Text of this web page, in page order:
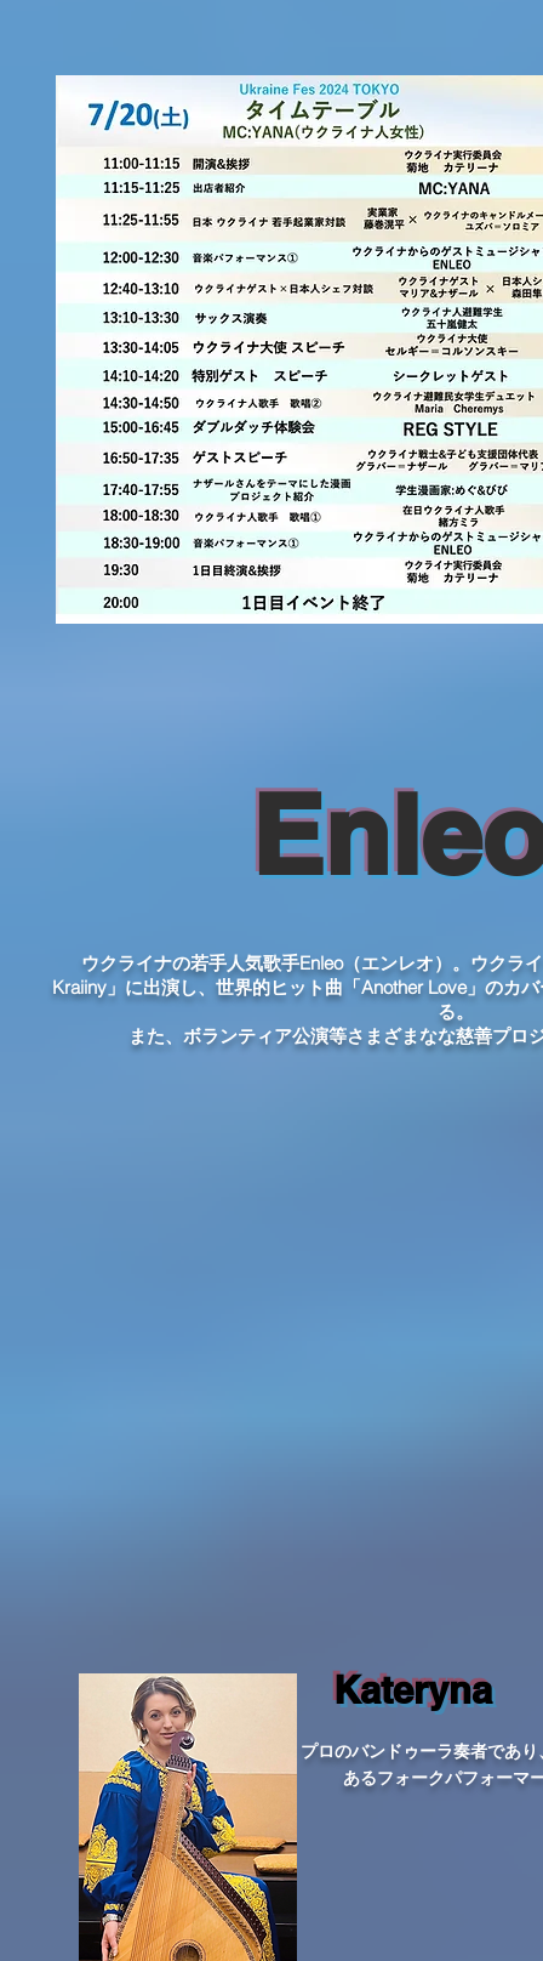
ウクライナの若手人気歌手Enleo（エンレオ）。ウクラ
Kraiiny」に出演し、世界的ヒット曲「Another Love」のカ
る。
また、ボランティア公演等さまざまなな慈善プロ
プロのバンドゥーラ奏者であ
あるフォークパフォーマ
Kateryna